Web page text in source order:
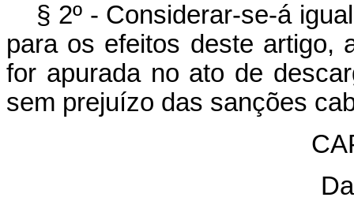
§ 2º - Considerar-se-á
para os efeitos deste artigo,
for apurada no ato de
sem prejuízo das sanções